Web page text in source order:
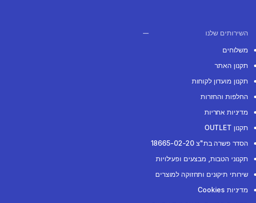
השירותים שלנו
משלוחים
תקנון האתר
תקנון מועדון לקוחות
החלפות והחזרות
מדיניות אחריות
תקנון OUTLET
הסדר פשרה בת"צ 18665-02-20
תקנוני הטבות, מבצעים ופעילויות
שירותי תיקונים ותחזוקה למוצרים
מדיניות Cookies